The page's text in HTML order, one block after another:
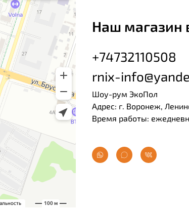
Наш магазин
+74732110508
rnix-
Шоу-рум ЭкоПол
Адрес: г. Воронеж,
Время работы: